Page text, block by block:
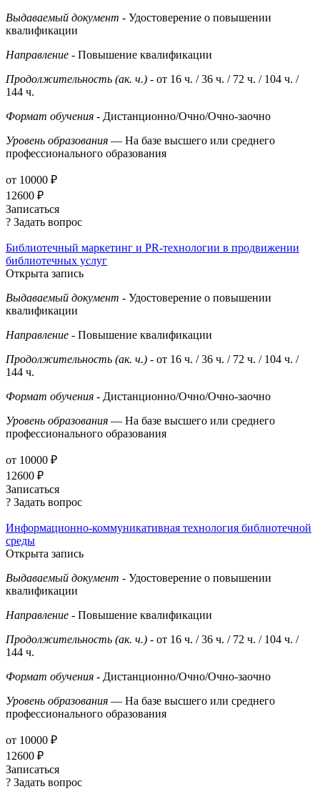
Выдаваемый документ - Удостоверение о повышении
квалификации
Направление - Повышение квалификации
Продолжительность (ак. ч.) - от 16 ч. / 36 ч. / 72 ч. / 104 ч. /
144 ч.
Формат обучения - Дистанционно/Очно/Очно-заочно
Уровень образования — На базе высшего или среднего
профессионального образования
от 10000 ₽
12600 ₽
Записаться
? Задать вопрос
Библиотечный маркетинг и PR-технологии в продвижении
библиотечных услуг
Открыта запись
Выдаваемый документ - Удостоверение о повышении
квалификации
Направление - Повышение квалификации
Продолжительность (ак. ч.) - от 16 ч. / 36 ч. / 72 ч. / 104 ч. /
144 ч.
Формат обучения - Дистанционно/Очно/Очно-заочно
Уровень образования — На базе высшего или среднего
профессионального образования
от 10000 ₽
12600 ₽
Записаться
? Задать вопрос
Информационно-коммуникативная технология библиотечной
среды
Открыта запись
Выдаваемый документ - Удостоверение о повышении
квалификации
Направление - Повышение квалификации
Продолжительность (ак. ч.) - от 16 ч. / 36 ч. / 72 ч. / 104 ч. /
144 ч.
Формат обучения - Дистанционно/Очно/Очно-заочно
Уровень образования — На базе высшего или среднего
профессионального образования
от 10000 ₽
12600 ₽
Записаться
? Задать вопрос